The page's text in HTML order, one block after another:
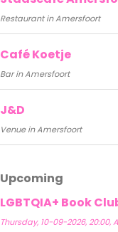
Restaurant in Amersfoort
Café Koetje
Bar in Amersfoort
J&D
Venue in Amersfoort
Upcoming
LGBTQIA+ Book
Thursday, 10-09-2026,